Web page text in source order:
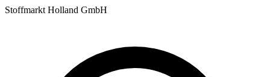
Stoffmarkt Holland GmbH